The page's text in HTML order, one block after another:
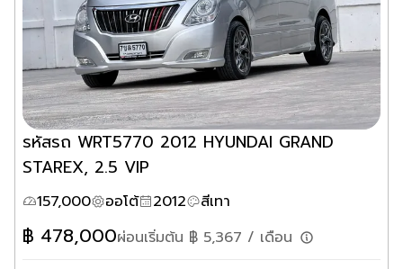
รหัสรถ WRT5770 2012 HYUNDAI GRAND
STAREX, 2.5 VIP
157,000 ออโต้ 2012 สีเทา
฿ 478,000ผ่อนเริ่มต้น ฿ 5,367 / เดือน